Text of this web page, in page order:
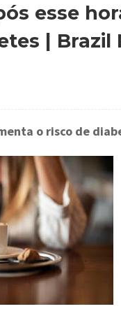
esse
| Brazil
o risco de